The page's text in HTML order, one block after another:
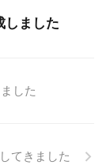
しました
した
てきました